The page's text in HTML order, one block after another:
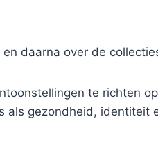
daarna over de
te richten
als gezondheid, identiteit